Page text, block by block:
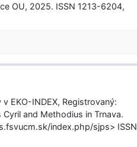
OU, 2025. ISSN 1213-6204,
EKO-INDEX, Registrovaný:
and Methodius in Trnava.
index.php/sjps> ISSN